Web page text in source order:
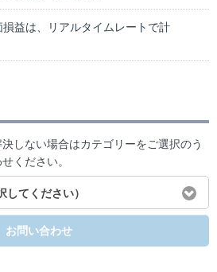
益は、リアルタイムレートで計
決しない場合はカテゴリーをご選択のう
ください。
してください）
お問い合わせ